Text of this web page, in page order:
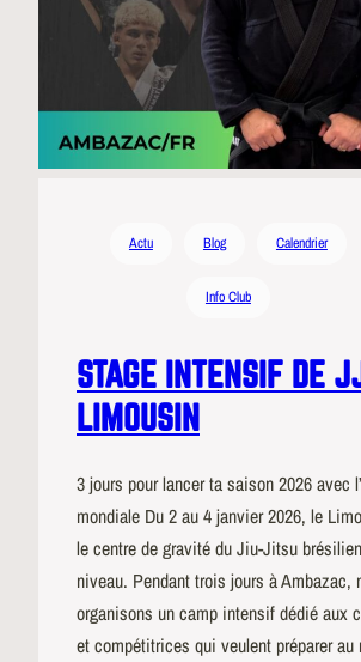
Actu Blog Calendrier
Info Club
STAGE INTENSIF DE
LIMOUSIN
3 jours pour lancer ta saison 2026 avec
mondiale Du 2 au 4 janvier 2026, le
le centre de gravité du Jiu-Jitsu
niveau. Pendant trois jours à Ambazac,
organisons un camp intensif dédié aux
et compétitrices qui veulent préparer au